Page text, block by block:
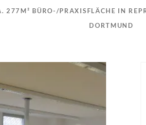
277M² BÜRO-/PRAXISFLÄCHE IN
DORTMUND